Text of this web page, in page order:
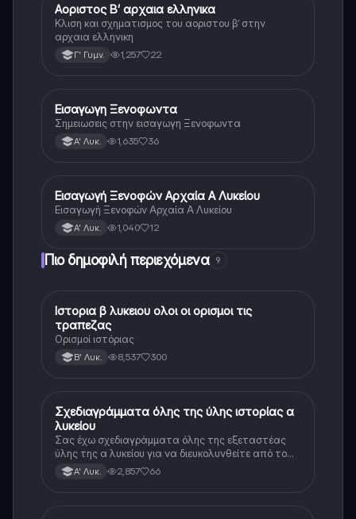
Αρχαία Ελληνικά
Αοριστος Β’ αρχαια ελληνικα
Κλιση και σχηματισμος του αοριστου β’ στην
αρχαια ελληνικη
Γ' Γυμν. 1,257 22
Αρχαία Ελληνικά
Εισαγωγη Ξενοφωντα
Σημειωσεις στην εισαγωγη Ξενοφωντα
Α' Λυκ. 1,635 36
Αρχαία Ελληνικά
Εισαγωγή Ξενοφών Αρχαία Α Λυκείου
Εισαγωγή Ξενοφών Αρχαία Α Λυκείου
Α' Λυκ. 1,040 12
Πιο δημοφιλή περιεχόμενα 9
Ιστορία
Ιστορια β λυκειου ολοι οι ορισμοι τις
τραπεζας
Ορισμοί ιστόριας
Β' Λυκ. 8,537 300
Ιστορία
Σχεδιαγράμματα όλης της ύλης ιστορίας α
λυκείου
Σας έχω σχεδιαγράμματα όλης της εξεταστέας
ύλης της α λυκείου για να διευκολυνθείτε από το
τεράστιο βάρος του βιβλίου
Α' Λυκ. 2,857 66